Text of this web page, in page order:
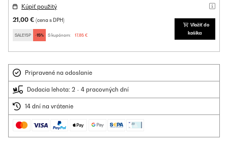
Kúpiť použitý
21,00 € (cena s DPH)
SALE15P -15% S kupónom: 17,85 €
Vložiť do
košíka
Pripravené na odoslanie
Dodacia lehota: 2 - 4 pracovných dní
14 dní na vrátenie